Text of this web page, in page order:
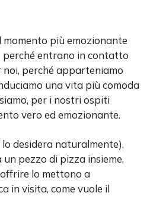
momento più emozionante
perché entrano in contatto
noi, perché apparteniamo
una vita più comoda
per i nostri ospiti
vero ed emozionante.
lo desidera naturalmente),
pezzo di pizza insieme,
lo mettono a
in visita, come vuole il